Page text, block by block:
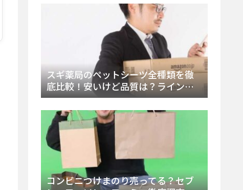
スギ薬局のペットシーツ全種類を徹
底比較！安いけど品質は？ラインナ
ップと販売店（Amazon・楽天含む）
をチェック
コンビニつけまのり売ってる？セブ